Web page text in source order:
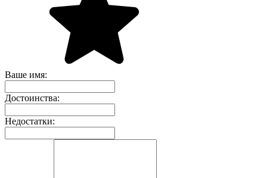
Ваше имя:
Достоинства:
Недостатки: